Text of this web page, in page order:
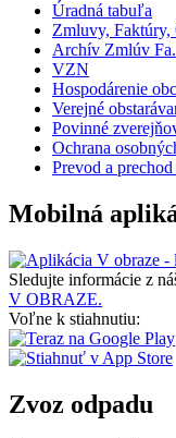
Úradná tabuľa
Zmluvy, Faktúry,
Archív Zmlúv
VZN
Hospodárenie
Verejné
Povinné
Ochrana
Prevod a
Mobilná
Sledujte informácie z
V OBRAZE.
Voľne k stiahnutiu:
Zvoz odpadu